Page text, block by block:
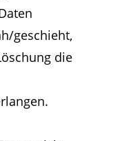
geschieht,
die